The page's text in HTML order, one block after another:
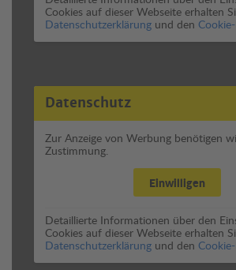
Cookies auf dieser Webseite erhalten
Datenschutzerklärung und den
Datenschutz
Zur Anzeige von Werbung benötigen
Zustimmung.
Einwilligen
Detaillierte Informationen über den
Cookies auf dieser Webseite erhalten
Datenschutzerklärung und den